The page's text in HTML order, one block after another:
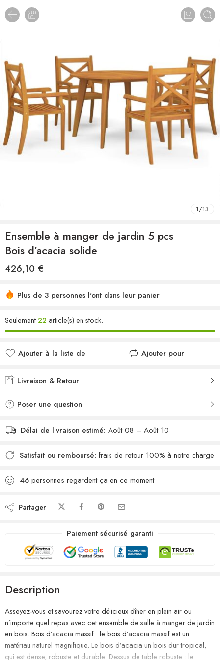
1/13
Ensemble à manger de jardin 5 pcs
Bois d’acacia solide
426,10 €
Plus de 3 personnes l'ont dans leur panier
Seulement22 article(s) en stock.
Ajouter à la liste de
Ajouté à la liste de
Ajouter pour
Livraison & Retour
Poser une question
Délai de livraison estimé: Août 08 – Août 10
Satisfait ou remboursé: frais de retour 100% à notre charge
46 personnes regardent ça en ce moment
Partager
Paiement sécurisé garanti
Description
Asseyez-vous et savourez votre délicieux dîner en plein air ou
n’importe quel repas avec cet ensemble de salle à manger de jardin
en bois. Bois d’acacia massif : le bois d’acacia massif est un
matériau naturel magnifique. Le bois d’acacia un bois dur tropical,
qui est dense, robuste et durable. Dessus de table robuste : le